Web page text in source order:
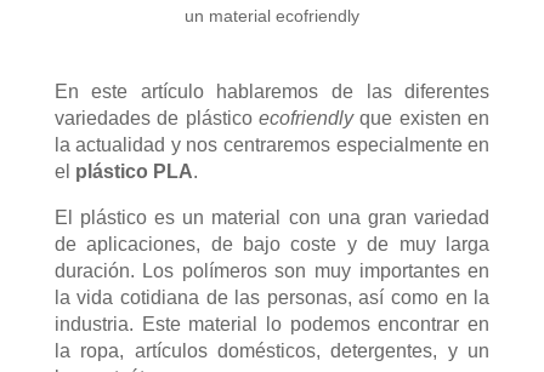
un material ecofriendly
En este artículo hablaremos de las diferentes
variedades de plástico ecofriendlyque existen en
la actualidad y nos centraremos especialmente en
el plástico PLA.
El plástico es un material con una gran variedad
de aplicaciones, de bajo coste y de muy larga
duración. Los polímeros son muy importantes en
la vida cotidiana de las personas, así como en la
industria. Este material lo podemos encontrar en
la ropa, artículos domésticos, detergentes, y un